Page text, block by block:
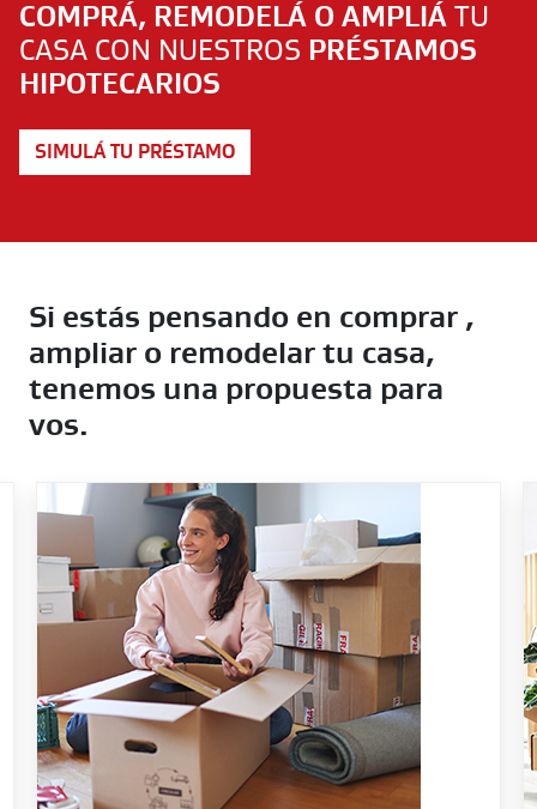
COMPRÁ, REMODELÁ O AMPLIÁ TU
CASA CON NUESTROS PRÉSTAMOS
HIPOTECARIOS
SIMULÁ TU PRÉSTAMO
Si estás pensando en comprar ,
ampliar o remodelar tu casa,
tenemos una propuesta para
vos.